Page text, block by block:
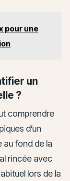
pour une
un
?
comprendre
d’un
au fond de la
rincée avec
lors de la